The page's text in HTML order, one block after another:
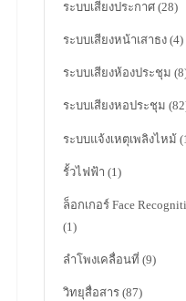
ระบบเสียงประกาศ (28)
ระบบเสียงหน้าเสาธง (4)
ระบบเสียงห้องประชุม
ระบบเสียงหอประชุม
ระบบแจ้งเหตุเพลิงไหม้
รั้วไฟฟ้า (1)
ล็อกเกอร์ Face
(1)
ลำโพงเคลื่อนที่ (9)
วิทยุสื่อสาร (87)